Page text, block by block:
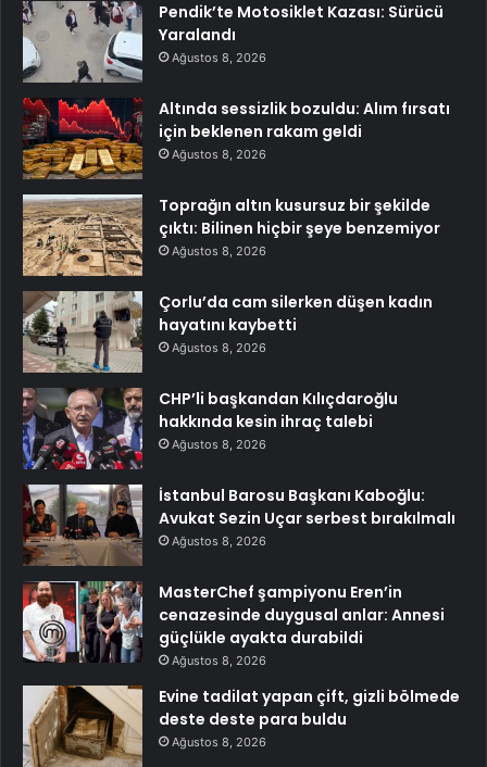
Pendik’te Motosiklet Kazası: Sürücü
Yaralandı
Ağustos 8, 2026
Altında sessizlik bozuldu: Alım fırsatı
için beklenen rakam geldi
Ağustos 8, 2026
Toprağın altın kusursuz bir şekilde
çıktı: Bilinen hiçbir şeye benzemiyor
Ağustos 8, 2026
Çorlu’da cam silerken düşen kadın
hayatını kaybetti
Ağustos 8, 2026
CHP’li başkandan Kılıçdaroğlu
hakkında kesin ihraç talebi
Ağustos 8, 2026
İstanbul Barosu Başkanı Kaboğlu:
Avukat Sezin Uçar serbest bırakılmalı
Ağustos 8, 2026
MasterChef şampiyonu Eren’in
cenazesinde duygusal anlar: Annesi
güçlükle ayakta durabildi
Ağustos 8, 2026
Evine tadilat yapan çift, gizli bölmede
deste deste para buldu
Ağustos 8, 2026